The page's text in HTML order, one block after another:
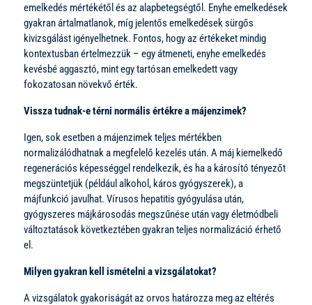
emelkedés mértékétől és az alapbetegségtől. Enyhe emelkedések
gyakran ártalmatlanok, míg jelentős emelkedések sürgős
kivizsgálást igényelhetnek. Fontos, hogy az értékeket mindig
kontextusban értelmezzük – egy átmeneti, enyhe emelkedés
kevésbé aggasztó, mint egy tartósan emelkedett vagy
fokozatosan növekvő érték.
Vissza tudnak-e térni normális értékre a májenzimek?
Igen, sok esetben a májenzimek teljes mértékben
normalizálódhatnak a megfelelő kezelés után. A máj kiemelkedő
regenerációs képességgel rendelkezik, és ha a károsító tényezőt
megszüntetjük (például alkohol, káros gyógyszerek), a
májfunkció javulhat. Vírusos hepatitis gyógyulása után,
gyógyszeres májkárosodás megszűnése után vagy életmódbeli
változtatások következtében gyakran teljes normalizáció érhető
el.
Milyen gyakran kell ismételni a vizsgálatokat?
A vizsgálatok gyakoriságát az orvos határozza meg az eltérés